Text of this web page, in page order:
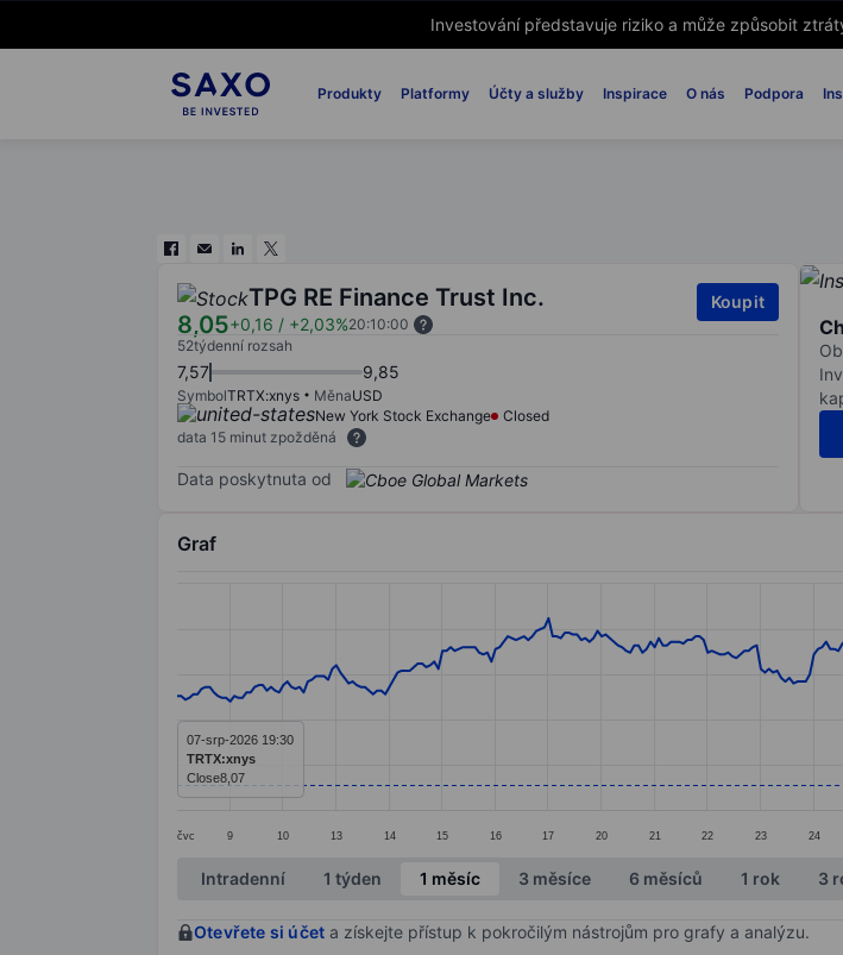
Investování představuje riziko a může způsobit
Produkty Platformy Účty a služby Inspirace O nás Podpora
TPG RE Finance Trust Inc.
8,05+0,16 / +2,03%20:10:00
Koupit
52týdenní rozsah
7,57 9,85
SymbolTRTX:xnys MěnaUSD
New York Stock Exchange
Closed
data 15 minut zpožděná
Data poskytnuta od
Graf
Line chart with 299 data points.
The chart has 1 X axis displaying categories.
The chart has 1 Y axis displaying values. Data ranges from 7.89 to 8.81.
čvc 9 10 13 14 15 16 17 20 21 22 23 24
07-srp-2026 19:30
TRTX:xnys
Close8,07
End of interactive chart.
Intradenní 1 týden 1 měsíc 3 měsíce 6 měsíců 1 rok 3
Otevřete si účet a získejte přístup k pokročilým nástrojům pro grafy a analýzu.